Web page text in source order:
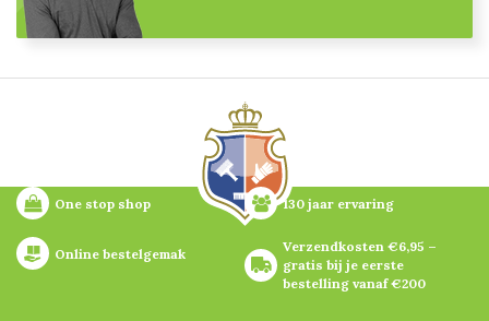
One stop shop 130 jaar ervaring
Online bestelgemak
Verzendkosten €6,95 –
gratis bij je eerste
bestelling vanaf €200